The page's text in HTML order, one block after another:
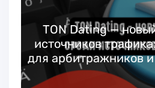
TON Dating —
источников
для арбитражников